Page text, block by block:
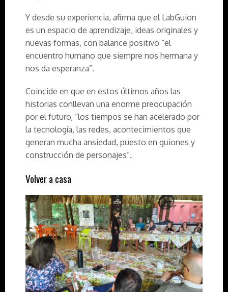
Y desde su experiencia, afirma que el LabGuion
es un espacio de aprendizaje, ideas originales y
nuevas formas, con balance positivo “el
encuentro humano que siempre nos hermana y
nos da esperanza”.
Coincide en que en estos últimos años las
historias conllevan una enorme preocupación
por el futuro, “los tiempos se han acelerado por
la tecnología, las redes, acontecimientos que
generan mucha ansiedad, puesto en guiones y
construcción de personajes”.
Volver a casa